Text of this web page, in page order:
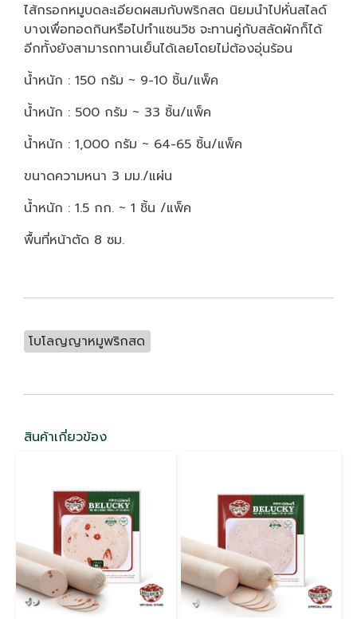
ไส้กรอกหมูบดละเอียดผสมกับพริกสด นิยมนำไปหั่นสไลด์
บางเพื่อทอดกินหรือไปทำแซนวิช จะทานคู่กับสลัดผักก็ได้
อีกทั้งยังสามารถทานเย็นได้เลยโดยไม่ต้องอุ่นร้อน
น้ำหนัก : 150 กรัม ~ 9-10 ชิ้น/แพ็ค
น้ำหนัก : 500 กรัม ~ 33 ชิ้น/แพ็ค
น้ำหนัก : 1,000 กรัม ~ 64-65 ชิ้น/แพ็ค
ขนาดความหนา 3 มม./แผ่น
น้ำหนัก : 1.5 กก. ~ 1 ชิ้น /แพ็ค
พื้นที่หน้าตัด 8 ซม.
โบโลญญาหมูพริกสด
สินค้าเกี่ยวข้อง